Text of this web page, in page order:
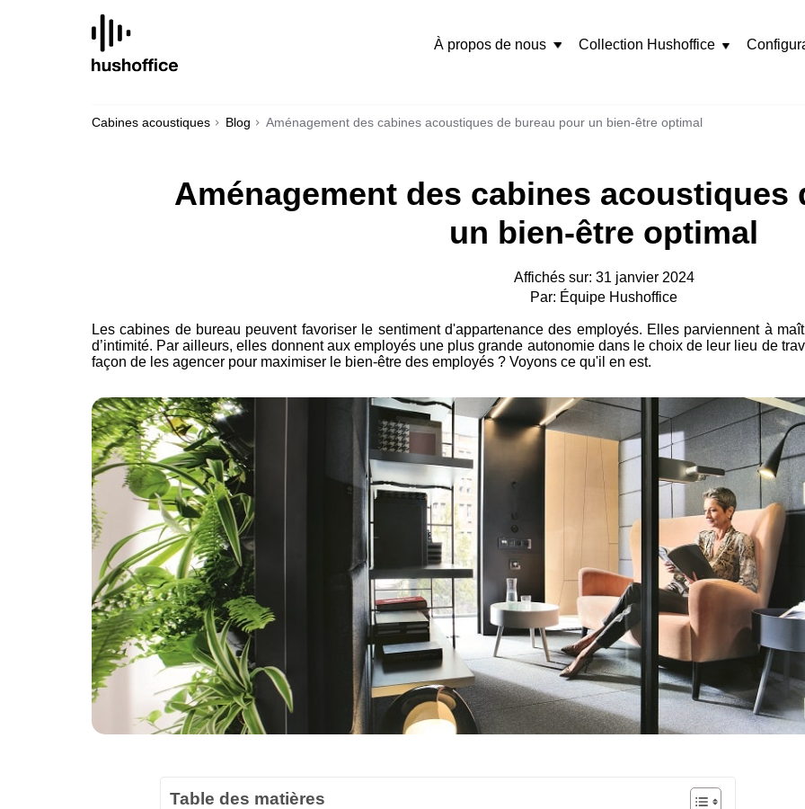
À propos de nous Collection HushofficeRozwiń
Cabines acoustiques Blog Aménagement des cabines acoustiques de bureau pour un bien-être optimal
Aménagement des cabines acoustiques
un bien-être optimal
Affichés sur: 31 janvier 2024
Par: Équipe Hushoffice
Les cabines de bureau peuvent favoriser le sentiment d'appartenance des employés. Elles parviennent à
d’intimité. Par ailleurs, elles donnent aux employés une plus grande autonomie dans le choix de leur lieu de
façon de les agencer pour maximiser le bien-être des employés ? Voyons ce qu'il en est.
Table des matières